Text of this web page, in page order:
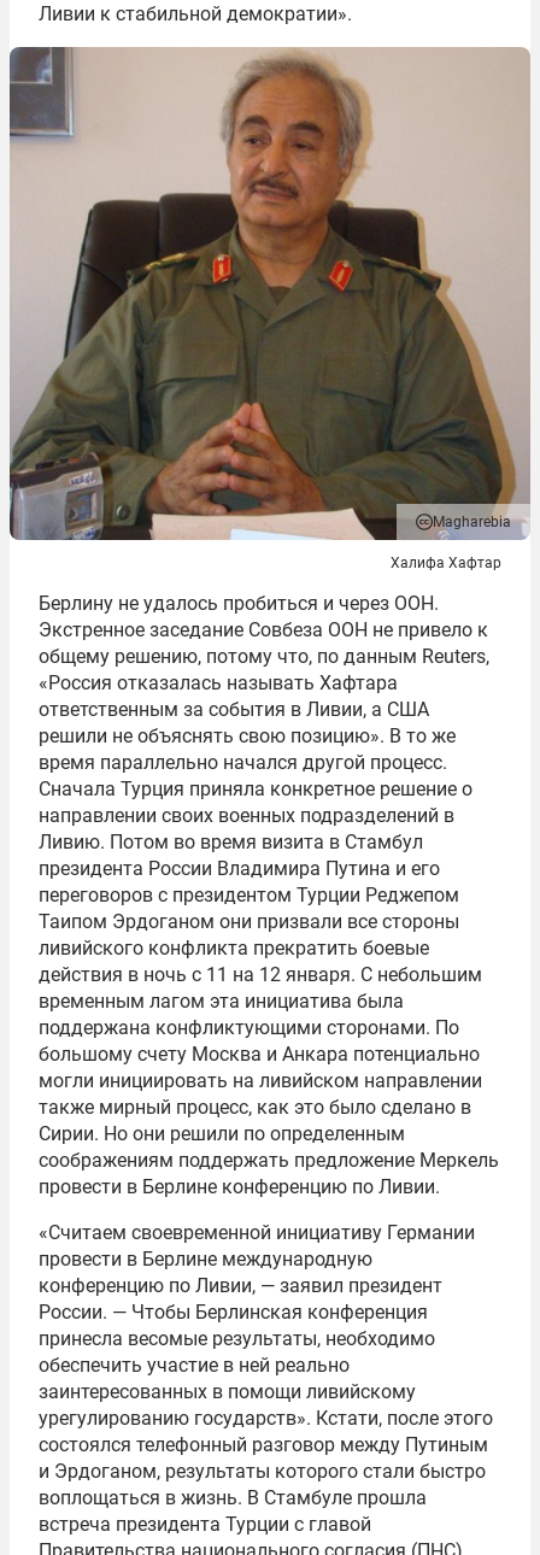
Ливии к стабильной демократии».
Magharebia
Халифа Хафтар
Берлину не удалось пробиться и через ООН.
Экстренное заседание Совбеза ООН не привело к
общему решению, потому что, по данным Reuters,
«Россия отказалась называть Хафтара
ответственным за события в Ливии, а США
решили не объяснять свою позицию». В то же
время параллельно начался другой процесс.
Сначала Турция приняла конкретное решение о
направлении своих военных подразделений в
Ливию. Потом во время визита в Стамбул
президента России Владимира Путина и его
переговоров с президентом Турции Реджепом
Таипом Эрдоганом они призвали все стороны
ливийского конфликта прекратить боевые
действия в ночь с 11 на 12 января. С небольшим
временным лагом эта инициатива была
поддержана конфликтующими сторонами. По
большому счету Москва и Анкара потенциально
могли инициировать на ливийском направлении
также мирный процесс, как это было сделано в
Сирии. Но они решили по определенным
соображениям поддержать предложение Меркель
провести в Берлине конференцию по Ливии.
«Считаем своевременной инициативу Германии
провести в Берлине международную
конференцию по Ливии, — заявил президент
России. — Чтобы Берлинская конференция
принесла весомые результаты, необходимо
обеспечить участие в ней реально
заинтересованных в помощи ливийскому
урегулированию государств». Кстати, после этого
состоялся телефонный разговор между Путиным
и Эрдоганом, результаты которого стали быстро
воплощаться в жизнь. В Стамбуле прошла
встреча президента Турции с главой